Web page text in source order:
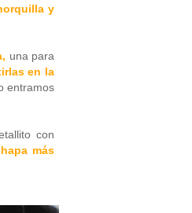
y
una para
en la
entramos
con
más